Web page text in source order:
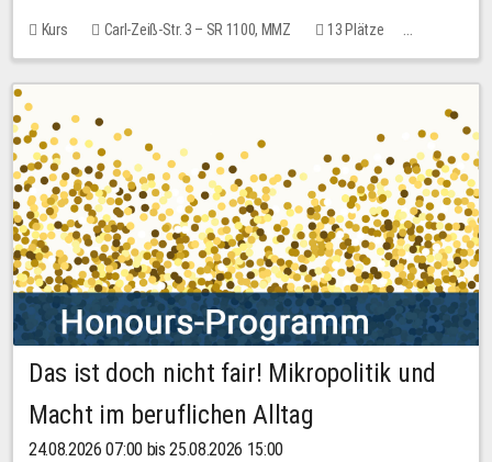
Kurs Carl-Zeiß-Str. 3 – SR 1100, MMZ
13 Plätze
10,00 EUR
Das ist doch nicht fair! Mikropolitik und
Macht im beruflichen Alltag
24.08.2026 07:00 bis 25.08.2026 15:00